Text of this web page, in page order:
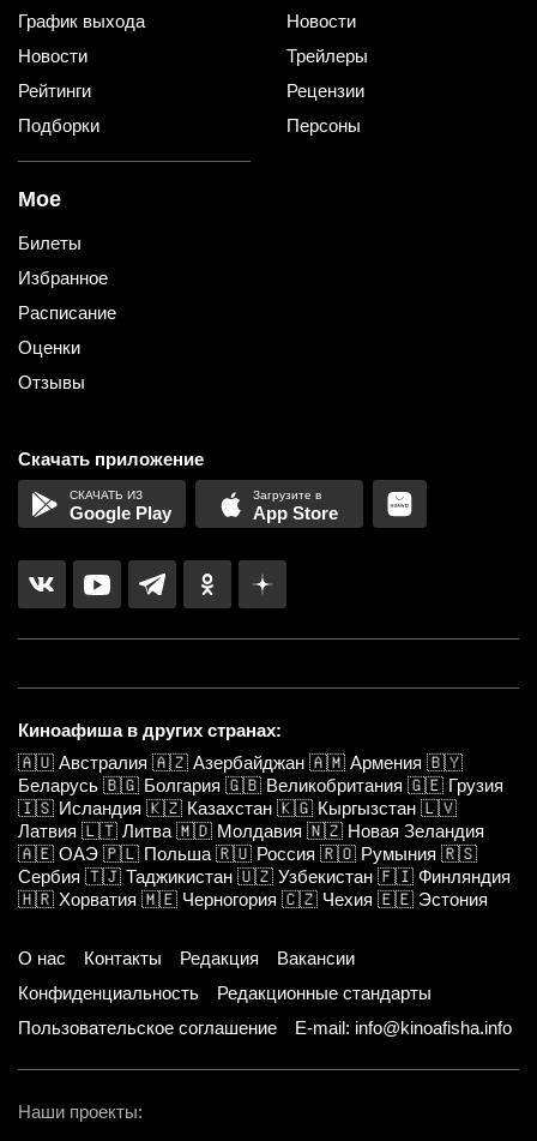
График выхода
Новости
Рейтинги
Подборки
Новости
Трейлеры
Рецензии
Персоны
Мое
Билеты
Избранное
Расписание
Оценки
Отзывы
Скачать приложение
Google Play App Store
Киноафиша в других странах:
🇦🇺 Австралия 🇦🇿 Азербайджан 🇦🇲 Армения 🇧🇾
Беларусь 🇧🇬 Болгария 🇬🇧 Великобритания 🇬🇪 Грузия
🇮🇸 Исландия 🇰🇿 Казахстан 🇰🇬 Кыргызстан 🇱🇻
Латвия 🇱🇹 Литва 🇲🇩 Молдавия 🇳🇿 Новая Зеландия
🇦🇪 ОАЭ 🇵🇱 Польша 🇷🇺 Россия 🇷🇴 Румыния 🇷🇸
Сербия 🇹🇯 Таджикистан 🇺🇿 Узбекистан 🇫🇮 Финляндия
🇭🇷 Хорватия 🇲🇪 Черногория 🇨🇿 Чехия 🇪🇪 Эстония
О нас Контакты Редакция
Вакансии
Конфиденциальность
Редакционные стандарты
Пользовательское соглашение
E-mail: info@kinoafisha.info
Наши проекты: